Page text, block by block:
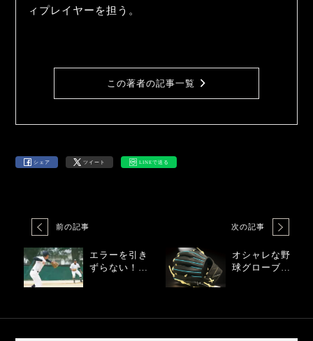
ィプレイヤーを担う。
この著者の記事一覧
シェア ツイート LINEで送る
前の記事
エラーを引き
ずらない！野
次の記事
オシャレな野
球グローブ